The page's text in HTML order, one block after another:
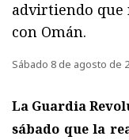
advirtiendo que
con Omán.
Sábado 8 de agosto de
La Guardia
sábado que la